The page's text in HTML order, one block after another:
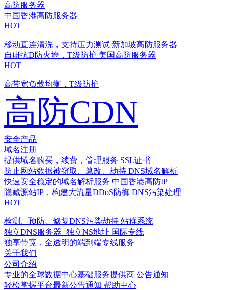
高防服务器
中国香港高防服务器
HOT
移动直连清洗，支持压力测试 新加坡高防服务器
自研抗D防火墙，T级防护 美国高防服务器
HOT
高带宽负载均衡，T级防护
高防CDN
安全产品
域名注册
提供域名购买，续费，管理服务 SSL证书
防止网站数据被窃取、篡改、劫持 DNS域名解析
快速安全稳定的域名解析服务 中国香港高防IP
隐藏源站IP，构建大流量DDoS防御 DNS污染处理
HOT
检测、预防、修复DNS污染劫持 站群系统
独立DNS服务器+独立NS地址 国际专线
独享带宽，全透明的端到端专线服务
关于我们
公司介绍
专业的全球数据中心基础服务提供商 公告通知
轻松掌握平台最新公告通知 帮助中心